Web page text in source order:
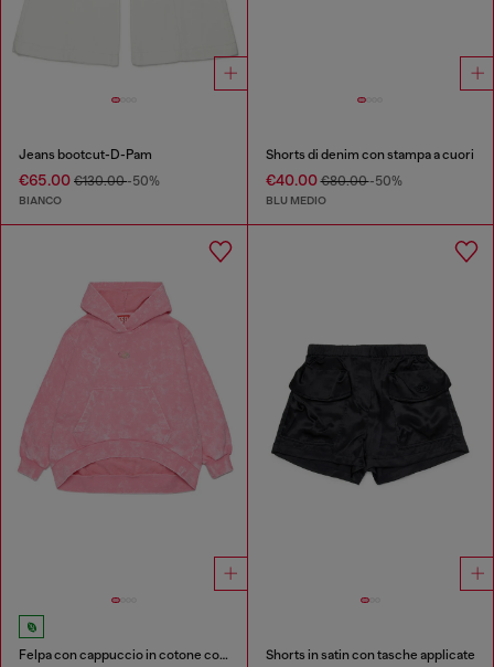
Jeans bootcut-D-Pam
€65.00 €130.00-50%
BIANCO
Shorts di denim con stampa a cuori
€40.00€80.00-50%
BLU MEDIO
Felpa con cappuccio in cotone con effetto lavato Shorts in satin con tasche applicate